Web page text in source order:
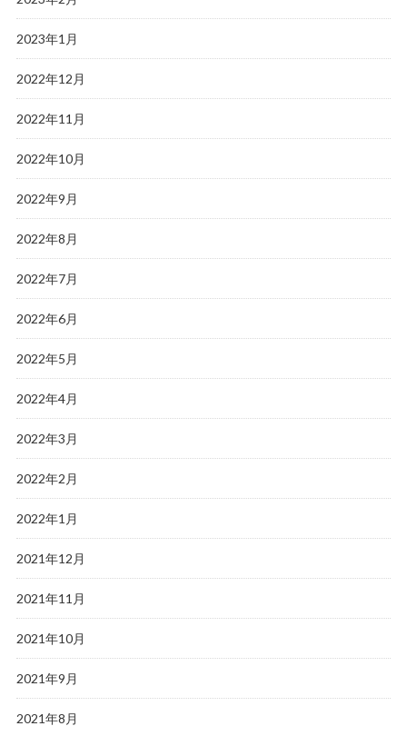
2023年1月
2022年12月
2022年11月
2022年10月
2022年9月
2022年8月
2022年7月
2022年6月
2022年5月
2022年4月
2022年3月
2022年2月
2022年1月
2021年12月
2021年11月
2021年10月
2021年9月
2021年8月